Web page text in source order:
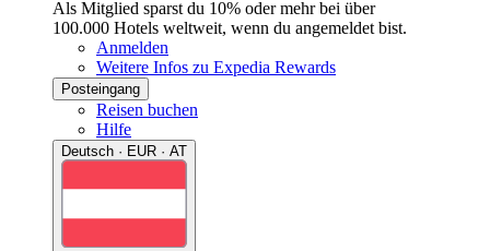
Als Mitglied sparst du 10% oder mehr bei über
100.000 Hotels weltweit, wenn du angemeldet bist.
Anmelden
Weitere Infos zu Expedia Rewards
Posteingang
Reisen buchen
Hilfe
Deutsch · EUR · AT